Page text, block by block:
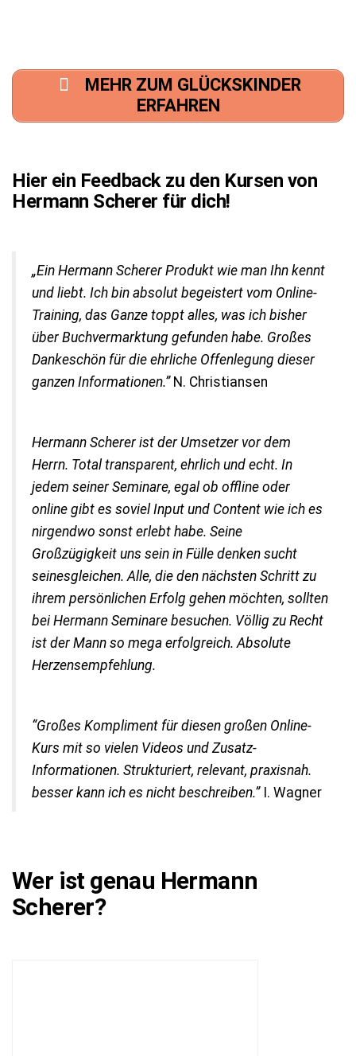
MEHR ZUM GLÜCKSKINDER
ERFAHREN
Hier ein Feedback zu den Kursen von
Hermann Scherer für dich!
„Ein Hermann Scherer Produkt wie man Ihn kennt
und liebt. Ich bin absolut begeistert vom Online-
Training, das Ganze toppt alles, was ich bisher
über Buchvermarktung gefunden habe. Großes
Dankeschön für die ehrliche Offenlegung dieser
ganzen Informationen.”N. Christiansen
Hermann Scherer ist der Umsetzer vor dem
Herrn. Total transparent, ehrlich und echt. In
jedem seiner Seminare, egal ob offline oder
online gibt es soviel Input und Content wie ich es
nirgendwo sonst erlebt habe. Seine
Großzügigkeit uns sein in Fülle denken sucht
seinesgleichen. Alle, die den nächsten Schritt zu
ihrem persönlichen Erfolg gehen möchten, sollten
bei Hermann Seminare besuchen. Völlig zu Recht
ist der Mann so mega erfolgreich. Absolute
Herzensempfehlung.
“Großes Kompliment für diesen großen Online-
Kurs mit so vielen Videos und Zusatz-
Informationen. Strukturiert, relevant, praxisnah.
besser kann ich es nicht beschreiben.”I. Wagner
Wer ist genau Hermann
Scherer?